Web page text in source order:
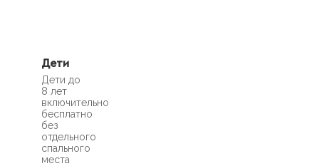
Дети
Дети до
8 лет
включительно
бесплатно
без
отдельного
спального
места